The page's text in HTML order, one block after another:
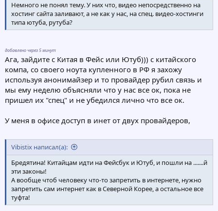
Немного не понял тему. У них что, видео непосредственно на
хостинг сайта заливают, а не как у нас, на спец. видео-хостинги
типа ютуба, рутуба?
добавлено через 5 минут
Ага, зайдите с Китая в Фейс или Ютуб))) с китайского
компа, со своего ноута купленного в РФ я захожу
используя анонимайзер и то провайдер рубил связь и
мы ему неделю объясняли что у нас все ок, пока не
пришел их "спец" и не убедился лично что все ок.
У меня в офисе доступ в инет от двух провайдеров,
Vibistix написал(а):
Бредятина! Китайцам идти на Фейсбук и Ютуб, и пошли на .......й
эти законы!
А вообще чтоб человеку что-то запретить в интернете, нужно
запретить сам интернет как в Северной Корее, а остальное все
туфта!